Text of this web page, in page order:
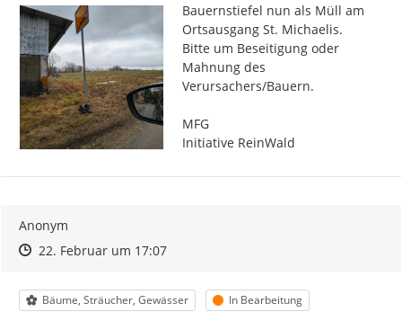
Bauernstiefel nun als Müll am
Ortsausgang St. Michaelis.
Bitte um Beseitigung oder
Mahnung des
Verursachers/Bauern.
MFG
Initiative ReinWald
Anonym
Zeitpunkt des Erstellens
Zeitpunkt des Erstellens
22. Februar um 17:07Zur Äußerung
Kategorie
Bäume, Sträucher, Gewässer Status
In Bearbeitung